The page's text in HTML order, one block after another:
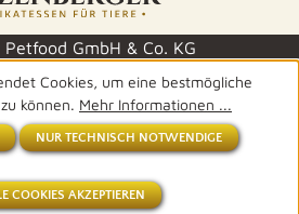
GmbH & Co. KG
Cookies, um eine bestmögliche
können. Mehr Informationen ...
NUR TECHNISCH NOTWENDIGE
COOKIES AKZEPTIEREN